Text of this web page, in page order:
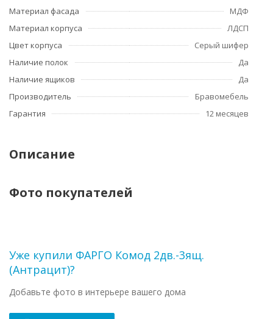
Материал фасада
МДФ
Материал корпуса
ЛДСП
Цвет корпуса
Серый шифер
Наличие полок
Да
Наличие ящиков
Да
Производитель
Бравомебель
Гарантия
12 месяцев
Описание
Фото покупателей
Уже купили ФАРГО Комод 2дв.-3ящ.
(Антрацит)?
Добавьте фото в интерьере вашего дома